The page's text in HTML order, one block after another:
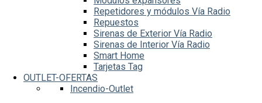
Repetidores y módulos Vía Radio
Repuestos
Sirenas de Exterior Vía Radio
Sirenas de Interior Vía Radio
Smart Home
Tarjetas Tag
OUTLET-OFERTAS
Incendio-Outlet